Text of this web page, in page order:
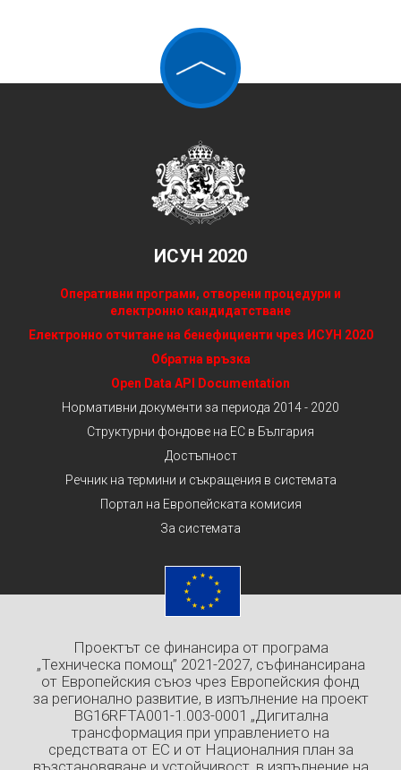
ИСУН 2020
Оперативни програми, отворени процедури и
електронно кандидатстване
Електронно отчитане на бенефициенти чрез ИСУН 2020
Обратна връзка
Open Data API Documentation
Нормативни документи за периода 2014 - 2020
Структурни фондове на ЕС в България
Достъпност
Речник на термини и съкращения в системата
Портал на Европейската комисия
За системата
Проектът се финансира от програма
„Техническа помощ” 2021-2027, съфинансирана
от Европейския съюз чрез Европейския фонд
за регионално развитие, в изпълнение на проект
BG16RFTA001-1.003-0001 „Дигитална
трансформация при управлението на
средствата от ЕС и от Националния план за
възстановяване и устойчивост, в изпълнение на